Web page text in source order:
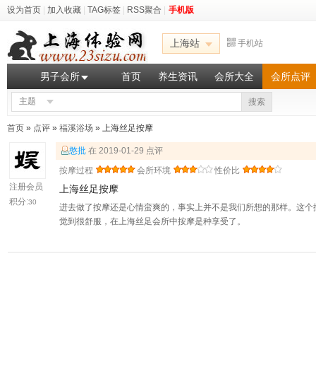
设为首页 加入收藏 TAG标签 RSS聚合 手机版
上海站 手机站
男子会所 首页 养生资讯 会所大全 会所点评
主题 搜索
首页 » 点评 » 福溪浴场 » 上海丝足按摩
注册会员
积分:30
憨批 在 2019-01-29 点评
按摩过程
会所环境 性价比
上海丝足按摩
进去做了按摩还是心情蛮爽的，事实上并不是我们所想的那样。这
觉到很舒服，在上海丝足会所中按摩是种享受了。